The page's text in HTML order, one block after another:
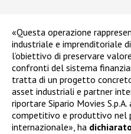
«Questa operazione
industriale e imprenditoriale
l’obiettivo di preservare
confronti del sistema
tratta di un progetto
asset industriali e partner
riportare Sipario Movies
competitivo e produttivo nel
internazionale», ha